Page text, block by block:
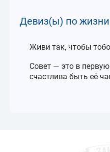
Девиз(ы) по
Живи так, чтобы
Совет — это в
счастлива быть её